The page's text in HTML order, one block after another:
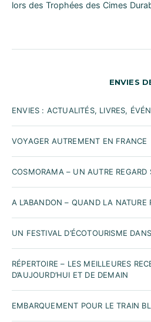
lors des Trophées des Cimes
ENVIES
ENVIES : ACTUALITÉS, LIVRES,
VOYAGER AUTREMENT EN FRANCE
COSMORAMA – UN AUTRE REGARD
A L’ABANDON – QUAND LA NATURE
UN FESTIVAL D’ÉCOTOURISME
RÉPERTOIRE – LES MEILLEURES
D’AUJOURD’HUI ET DE DEMAIN
EMBARQUEMENT POUR LE TRAIN